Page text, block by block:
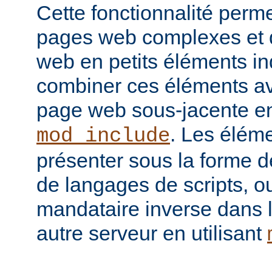
Cette fonctionnalité
pages web complexes
web en petits éléments
combiner ces éléments
page web sous-jacente
mod_include. Les
présenter sous la forme
de langages de scripts,
mandataire inverse dans
autre serveur en utilisant